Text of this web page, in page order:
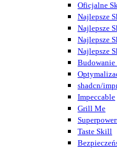
Oficjalne
Najlepsze
Najlepsze
Najlepsze
Najlepsze
shadcn/
Impeccable
Grill Me
Taste Skill